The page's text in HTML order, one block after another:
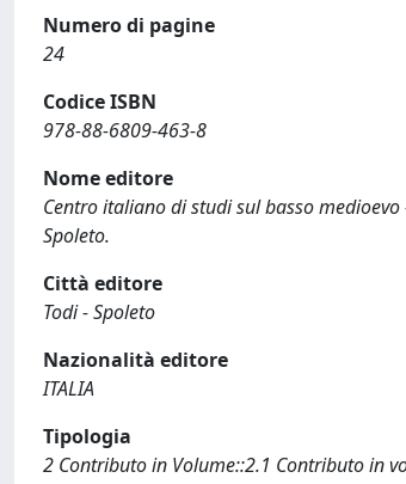
Numero di pagine
24
Codice ISBN
978-88-6809-463-8
Nome editore
Centro italiano di studi sul basso
Spoleto.
Città editore
Todi - Spoleto
Nazionalità editore
ITALIA
Tipologia
2 Contributo in Volume::2.1 Contributo in